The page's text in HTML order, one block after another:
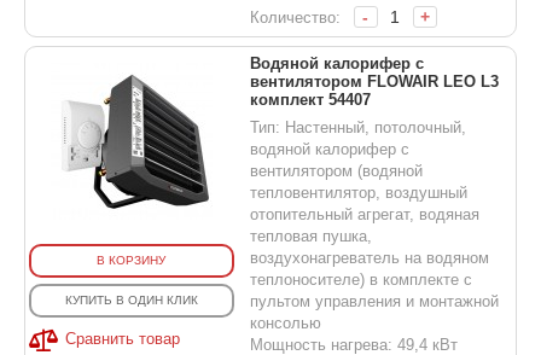
Количество: - +
В КОРЗИНУ
КУПИТЬ В ОДИН КЛИК
Сравнить товар
Водяной калорифер с
вентилятором FLOWAIR LEO L3
комплект 54407
Тип: Настенный, потолочный,
водяной калорифер с
вентилятором (водяной
тепловентилятор, воздушный
отопительный агрегат, водяная
тепловая пушка,
воздухонагреватель на водяном
теплоносителе) в комплекте с
пультом управления и монтажной
консолью
Мощность нагрева: 49,4 кВт